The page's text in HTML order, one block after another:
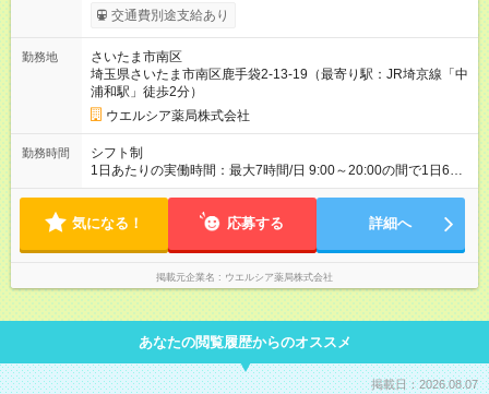
よる更新判定あり 社内試験合格後、時給＋50～100円の昇給あ
り （大学生は＋20円） 試用期間あり：入社日から3ヶ月間／本
間の長さ：3ヶ月 雇用形態、給与は本採用時と同じです。
交通費別途支給あり
勤務地
さいたま市南区
埼玉県さいたま市南区鹿手袋2-13-19（最寄り駅：JR埼京線「中
浦和駅」徒歩2分）
ウエルシア薬局株式会社
勤務時間
シフト制
1日あたりの実働時間：最大7時間/日 9:00～20:00の間で1日6時
間～応相談 ☆週3日～応相談 ※勤務曜日応相談 ☆未経験・無資
気になる！ 応募する 詳細へ
掲載元企業名 ウエルシア薬局株式会社
あなたの閲覧履歴からのオススメ
掲載日：2026.08.07